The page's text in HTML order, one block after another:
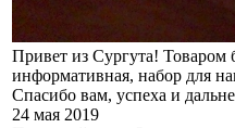
Привет из Сургута! Товаром
информативная, набор для
Спасибо вам, успеха и
24 мая 2019